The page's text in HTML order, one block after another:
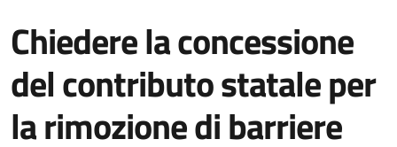
Chiedere la concessione
del contributo statale per
la rimozione di barriere